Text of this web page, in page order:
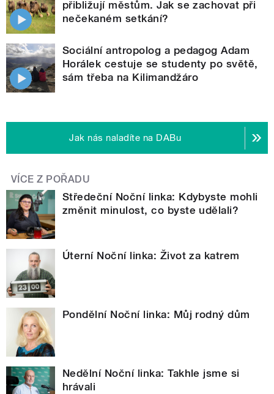
přibližují městům. Jak se zachovat při
nečekaném setkání?
Sociální antropolog a pedagog Adam
Horálek cestuje se studenty po světě,
sám třeba na Kilimandžáro
Jak nás naladíte na DABu
VÍCE Z POŘADU
Středeční Noční linka: Kdybyste mohli
změnit minulost, co byste udělali?
Úterní Noční linka: Život za katrem
Pondělní Noční linka: Můj rodný dům
Nedělní Noční linka: Takhle jsme si
hrávali